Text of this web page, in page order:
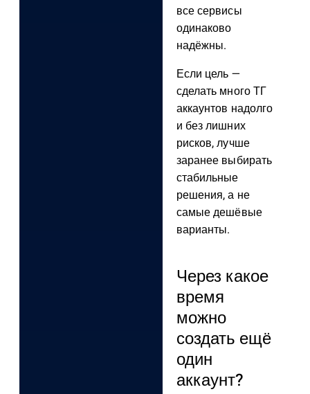
все сервисы
одинаково
надёжны.
Если цель —
сделать много ТГ
аккаунтов надолго
и без лишних
рисков, лучше
заранее выбирать
стабильные
решения, а не
самые дешёвые
варианты.
Через какое
время
можно
создать ещё
один
аккаунт?